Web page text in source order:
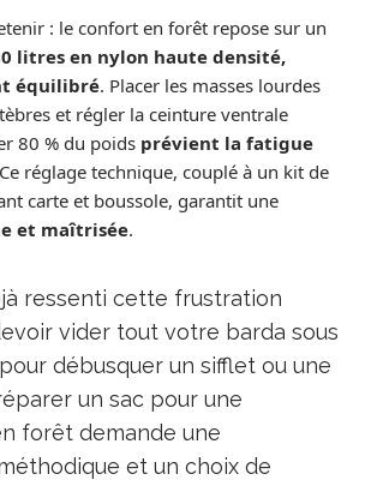
: le confort en forêt repose sur un
litres en nylon haute densité,
équilibré. Placer les masses lourdes
et régler la ceinture ventrale
80 % du poids prévient la fatigue
réglage technique, couplé à un kit de
carte et boussole, garantit une
et maîtrisée.
ressenti cette frustration
vider tout votre barda sous
débusquer un sifflet ou une
un sac pour une
forêt demande une
et un choix de